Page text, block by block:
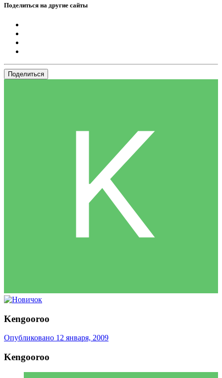
Поделиться на другие сайты
Поделиться
Kengooroo
Опубликовано 12 января, 2009
Kengooroo